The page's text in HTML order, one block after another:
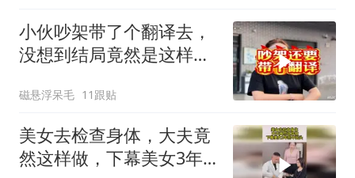
小伙吵架带了个翻译去，
没想到结局竟然是这样
磁悬浮呆毛 11跟贴
美女去检查身体，大夫竟
然这样做，下幕美女3年